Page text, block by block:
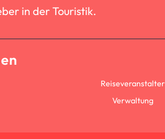
in der Touristik.
Reiseveranstalter
Verwaltung